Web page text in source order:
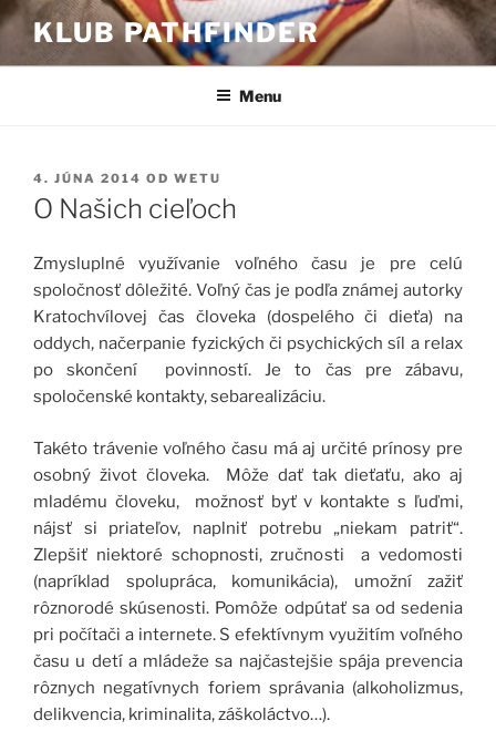
Prejsť
obsah
KLUB PATHFINDER
Menu
PUBLIKOVANÉ
4. JÚNA 2014 OD WETU
O Našich cieľoch
Zmysluplné využívanie voľného času je pre celú
spoločnosť dôležité. Voľný čas je podľa známej autorky
Kratochvílovej čas človeka (dospelého či dieťa) na
oddych, načerpanie fyzických či psychických síl a relax
po skončení povinností. Je to čas pre zábavu,
spoločenské kontakty, sebarealizáciu.
Takéto trávenie voľného času má aj určité prínosy pre
osobný život človeka. Môže dať tak dieťaťu, ako aj
mladému človeku, možnosť byť v kontakte s ľuďmi,
nájsť si priateľov, naplniť potrebu „niekam patriť“.
Zlepšiť niektoré schopnosti, zručnosti a vedomosti
(napríklad spolupráca, komunikácia), umožní zažiť
rôznorodé skúsenosti. Pomôže odpútať sa od sedenia
pri počítači a internete. S efektívnym využitím voľného
času u detí a mládeže sa najčastejšie spája prevencia
rôznych negatívnych foriem správania (alkoholizmus,
delikvencia, kriminalita, záškoláctvo…).